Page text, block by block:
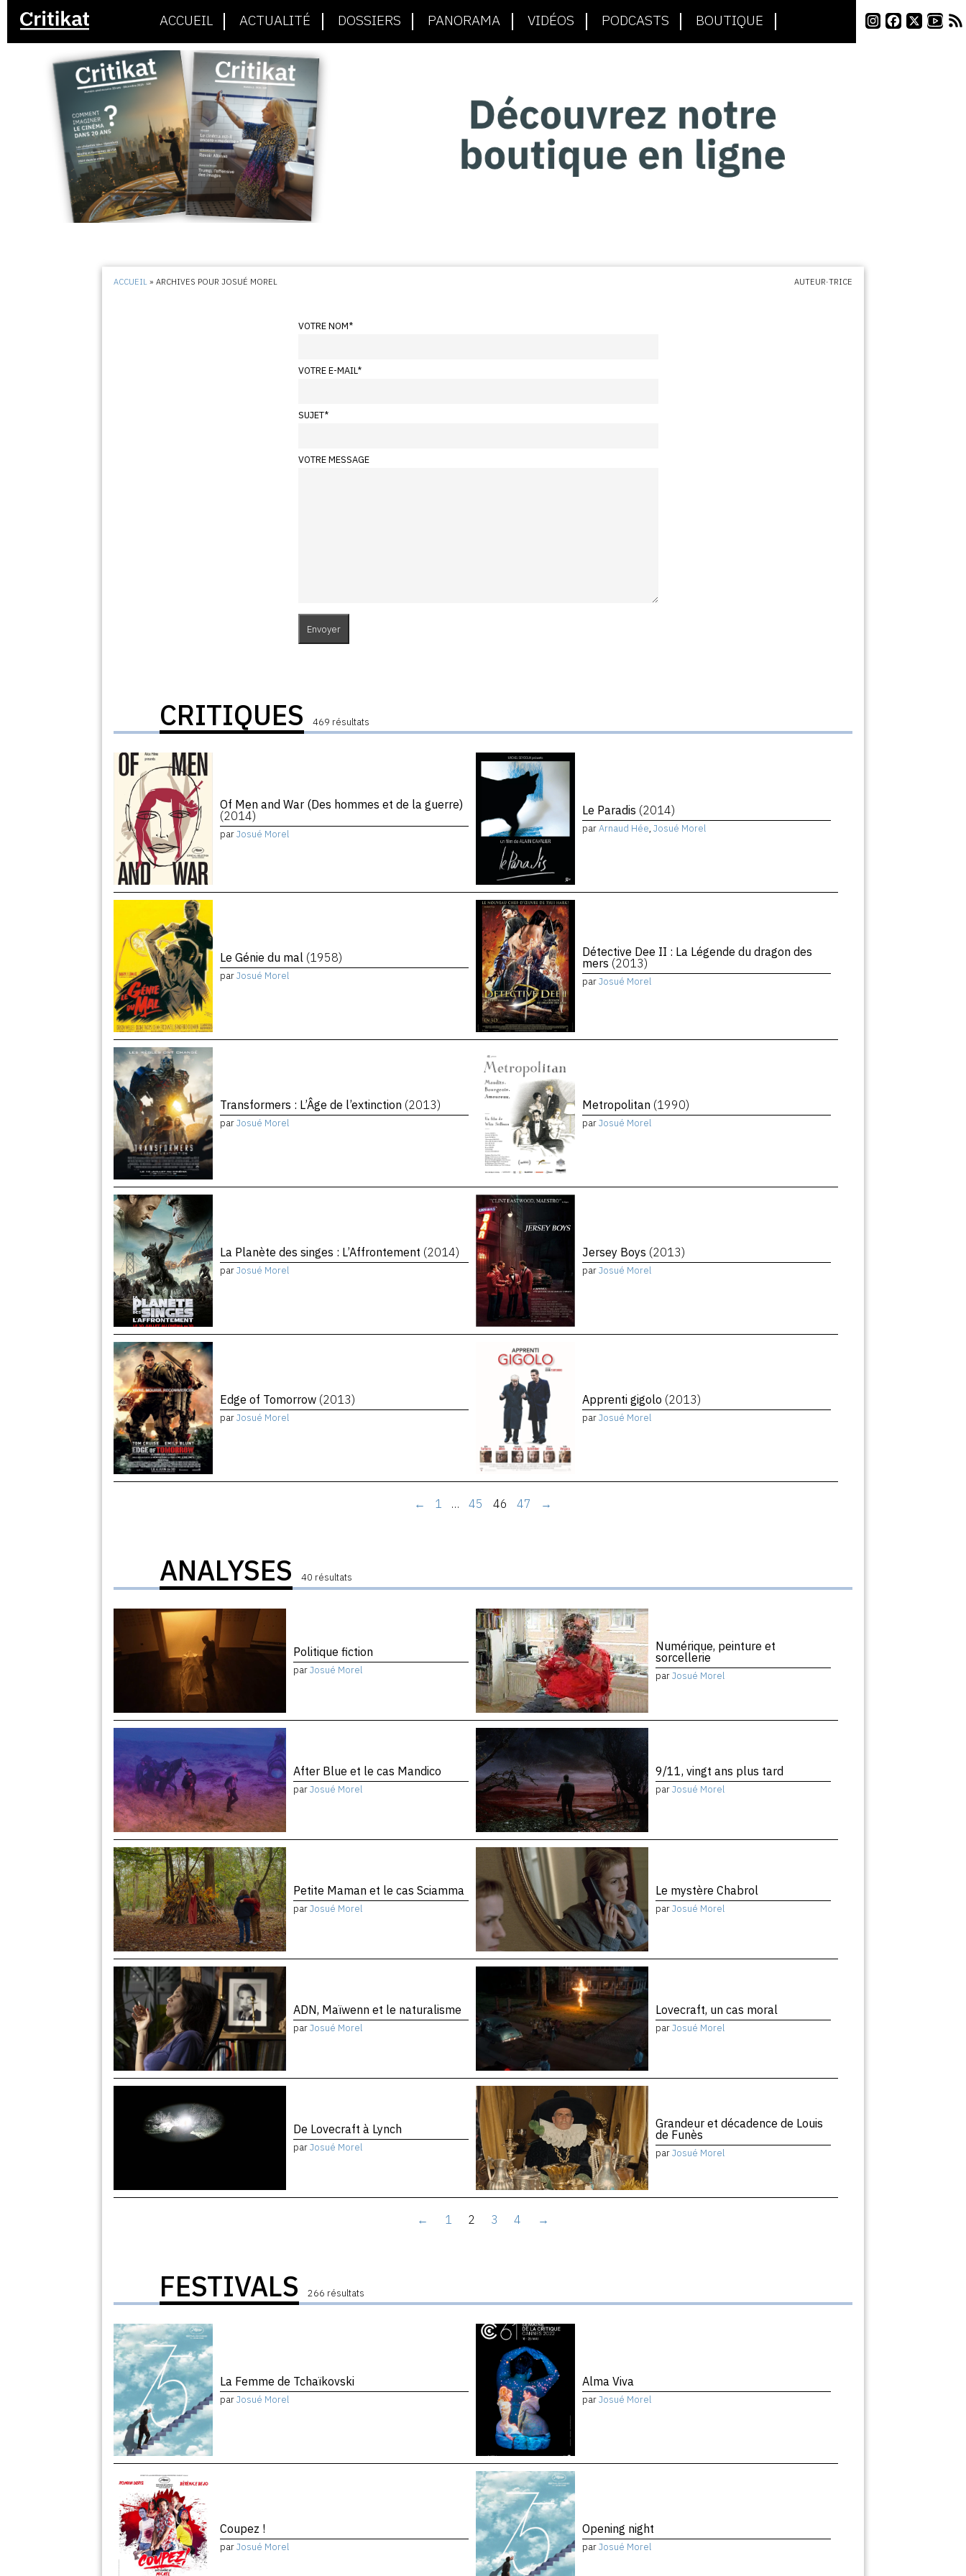
ACCUEIL ACTUALITÉ DOSSIERS PANORAMA VIDÉOS PODCASTS BOUTIQUE
ACCUEIL »ARCHIVES POUR JOSUÉ MOREL AUTEUR·TRICE
VOTRE NOM*
VOTRE E-MAIL*
SUJET*
VOTRE MESSAGE
CRITIQUES 469 résultats
Of Men and War (Des hommes et de la guerre)
(2014)
parJosué Morel
Le Paradis (2014)
parArnaud Hée, Josué Morel
Le Génie du mal (1958)
parJosué Morel
Détective Dee II : La Légende du dragon des
mers (2013)
parJosué Morel
Transformers : L’Âge de l’extinction (2013)
parJosué Morel
Metropolitan (1990)
parJosué Morel
La Planète des singes : L’Affrontement (2014)
parJosué Morel
Jersey Boys (2013)
parJosué Morel
Edge of Tomorrow (2013)
parJosué Morel
Apprenti gigolo (2013)
parJosué Morel
← 1 … 45 46 47 →
ANALYSES 40 résultats
Politique fiction
parJosué Morel
Numérique, peinture et
sorcellerie
parJosué Morel
After Blue et le cas Mandico
parJosué Morel
9/11, vingt ans plus tard
parJosué Morel
Petite Maman et le cas Sciamma
parJosué Morel
Le mystère Chabrol
parJosué Morel
ADN, Maïwenn et le naturalisme
parJosué Morel
Lovecraft, un cas moral
parJosué Morel
De Lovecraft à Lynch
parJosué Morel
Grandeur et décadence de Louis
de Funès
parJosué Morel
← 1 2 3 4 →
FESTIVALS 266 résultats
La Femme de Tchaïkovski
parJosué Morel
Alma Viva
parJosué Morel
Coupez !
parJosué Morel
Opening night
parJosué Morel